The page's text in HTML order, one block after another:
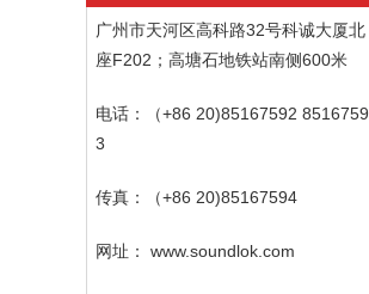
广州市天河区高科路32号科诚大厦北
座F202；高塘石地铁站南侧600米
电话：（+86 20)85167592 8516759
3
传真：（+86 20)85167594
网址： www.soundlok.com